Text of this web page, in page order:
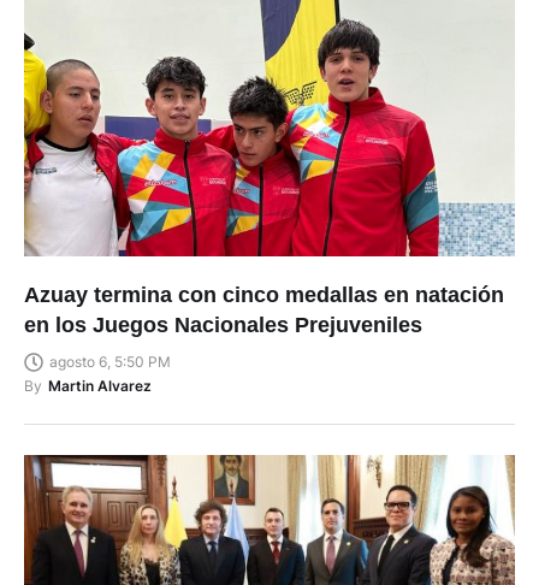
Azuay termina con cinco medallas en natación
en los Juegos Nacionales Prejuveniles
agosto 6, 5:50 PM
By Martin Alvarez